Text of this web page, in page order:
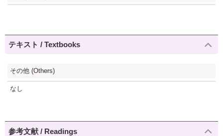
テキスト / Textbooks
その他 (Others)
なし
参考文献 / Readings